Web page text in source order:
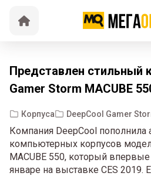
Представлен стильный
Gamer Storm MACUBE
Корпуса DeepCool Gamer
Компания DeepCool пополнила
компьютерных корпусов
MACUBE 550, который
январе на выставке CES 2019.